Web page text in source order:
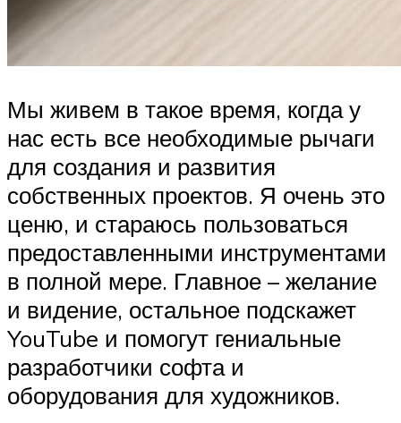
Мы живем в такое время, когда у
нас есть все необходимые рычаги
для создания и развития
собственных проектов. Я очень это
ценю, и стараюсь пользоваться
предоставленными инструментами
в полной мере. Главное – желание
и видение, остальное подскажет
YouTube и помогут гениальные
разработчики софта и
оборудования для художников.